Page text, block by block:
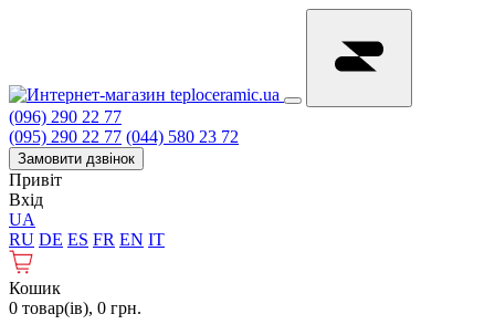
(096) 290 22 77
(095) 290 22 77 (044) 580 23 72
Замовити дзвінок
Привіт
Вхід
UA
RU DE ES FR EN IT
Кошик
0 товар(ів), 0 грн.